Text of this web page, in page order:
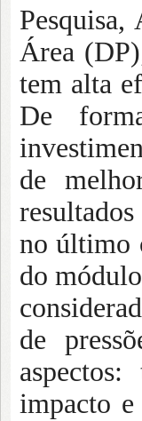
Área
tem alta
De
de
no último
do
de
impacto e